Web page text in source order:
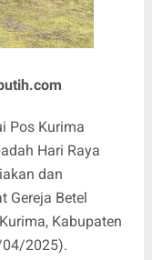
Pos Kurima
Hari Raya
dan
Gereja Betel
Kabupaten
04/2025).